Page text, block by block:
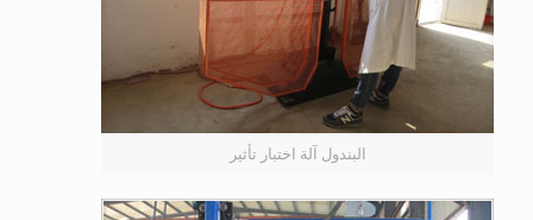
البندول آلة اختبار تأثير